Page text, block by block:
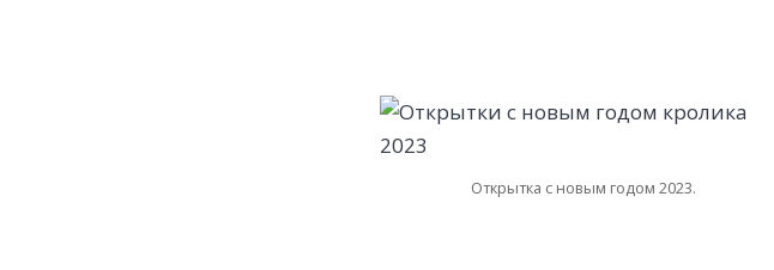
Открытка с новым годом 2023.